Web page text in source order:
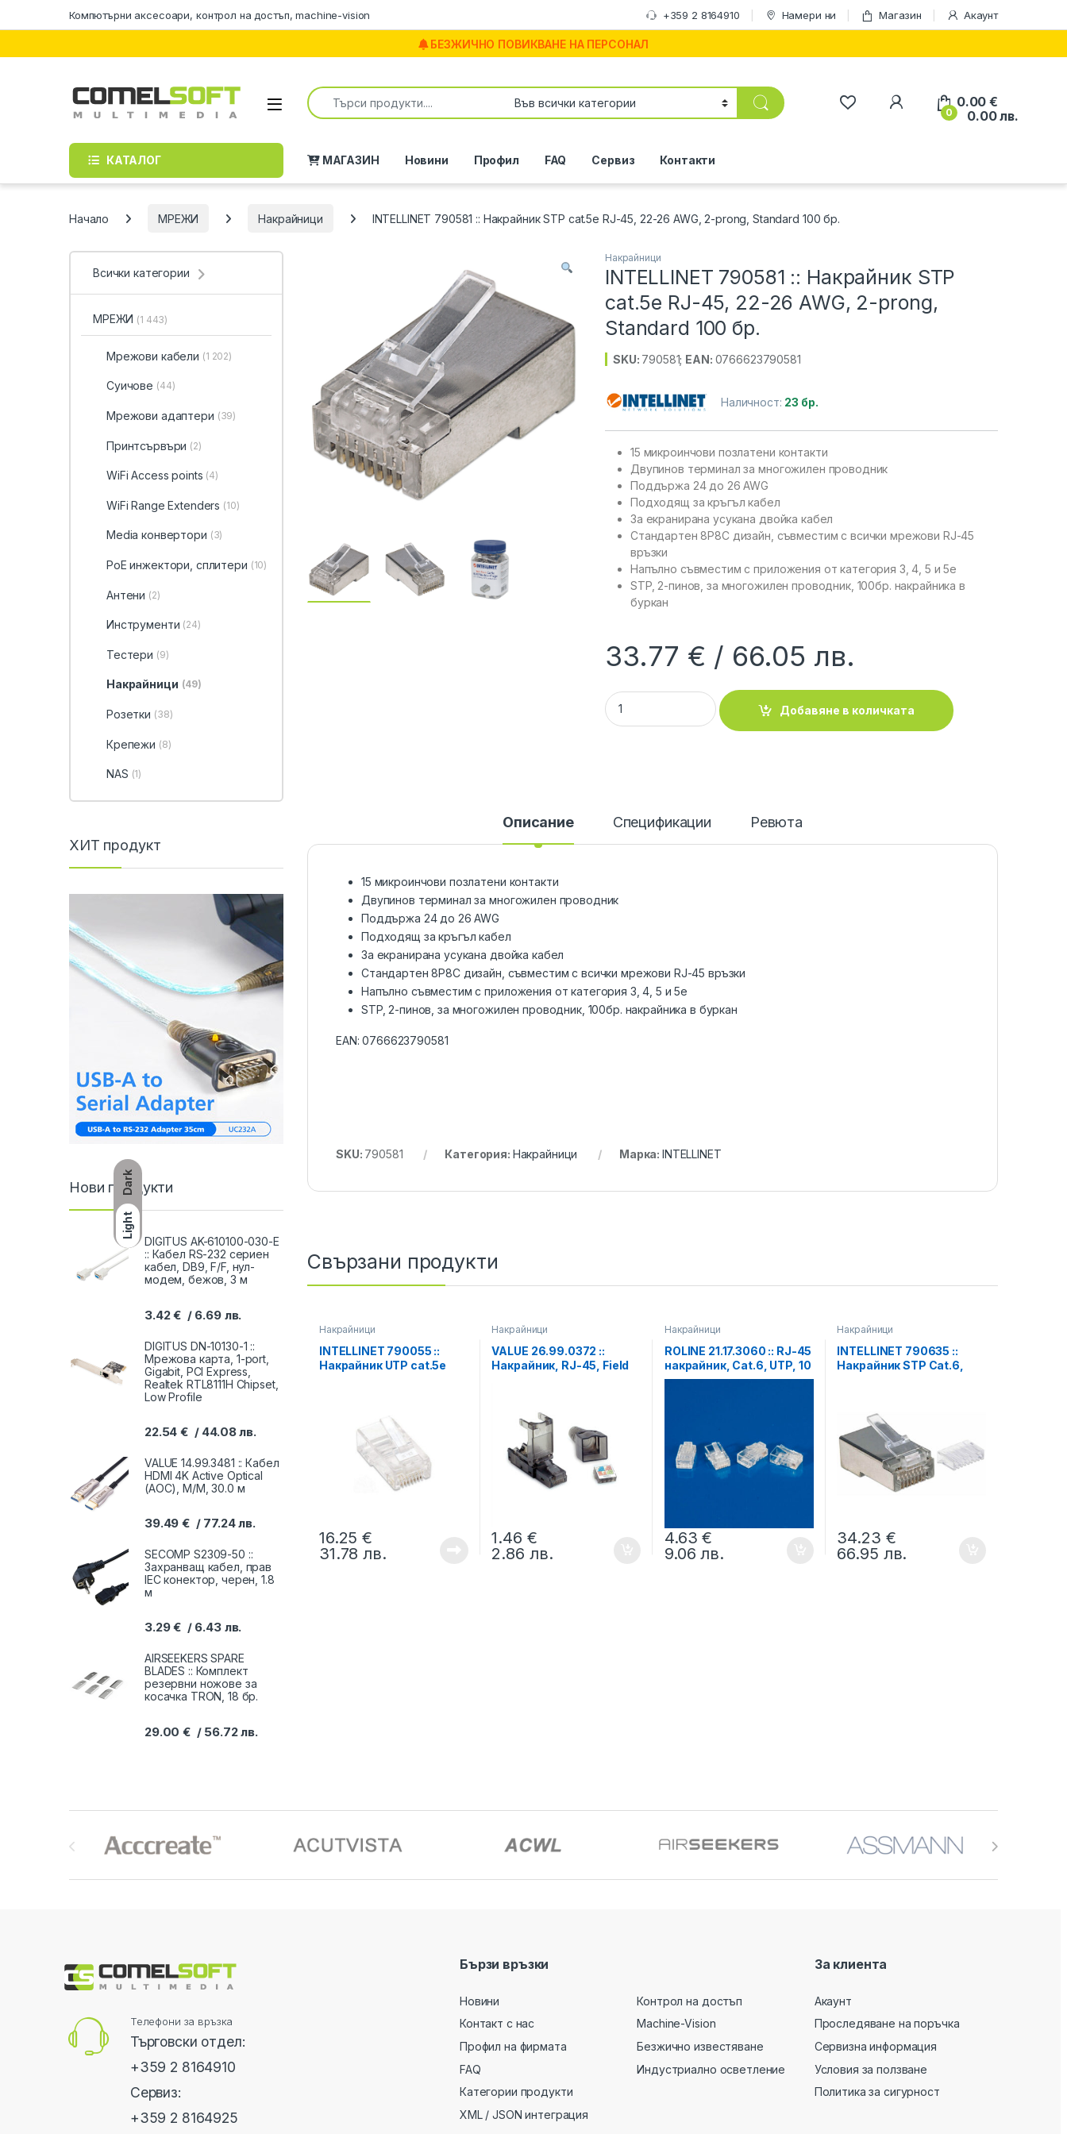
Dark
Light
Компютърни аксесоари, контрол на достъп, machine-vision +359 2 8164910 Намери ни Магазин Акаунт
БЕЗЖИЧНО ПОВИКВАНЕ НА ПЕРСОНАЛ
Search for:
0
0.00€
0.00лв.
КАТАЛОГ МАГАЗИН Новини Профил FAQ Сервиз Контакти
Начало МРЕЖИ Накрайници INTELLINET 790581 :: Накрайник STP cat.5e RJ-45, 22-26 AWG, 2-prong, Standard 100 бр.
Накрайници
INTELLINET 790581 :: Накрайник STP
cat.5e RJ-45, 22-26 AWG, 2-prong,
Standard 100 бр.
SKU: 790581; EAN: 0766623790581
Наличност: 23 бр.
15 микроинчови позлатени контакти
Двупинов терминал за многожилен проводник
Поддържа 24 до 26 AWG
Подходящ за кръгъл кабел
За екранирана усукана двойка кабел
Стандартен 8P8C дизайн, съвместим с всички мрежови RJ-45
връзки
Напълно съвместим с приложения от категория 3, 4, 5 и 5e
STP, 2-пинов, за многожилен проводник, 100бр. накрайника в
буркан
33.77 € 66.05 лв.
INTELLINET 790581 :: Накрайник STP cat.5e RJ-45, 22-26 AWG, 2-prong,
Добавяне в количката
Описание Спецификации Ревюта
15 микроинчови позлатени контакти
Двупинов терминал за многожилен проводник
Поддържа 24 до 26 AWG
Подходящ за кръгъл кабел
За екранирана усукана двойка кабел
Стандартен 8P8C дизайн, съвместим с всички мрежови RJ-45 връзки
Напълно съвместим с приложения от категория 3, 4, 5 и 5e
STP, 2-пинов, за многожилен проводник, 100бр. накрайника в буркан
EAN: 0766623790581
SKU: 790581 Категория: Накрайници Марка:INTELLINET
Свързани продукти
Накрайници
INTELLINET 790055 ::
Накрайник UTP cat.5e
16.25€
31.78лв.
Накрайници
VALUE 26.99.0372 ::
Накрайник, RJ-45, Field
1.46 €
2.86 лв.
Накрайници
ROLINE 21.17.3060 :: RJ-45
накрайник, Cat.6, UTP, 10
бр.
4.63€
9.06лв.
Накрайници
INTELLINET 790635 ::
Накрайник STP Cat.6,
34.23 €
66.95 лв.
Всички категории
МРЕЖИ (1 443)
Мрежови кабели (1 202)
Суичове (44)
Мрежови адаптери (39)
Принтсървъри (2)
WiFi Access points (4)
WiFi Range Extenders (10)
Media конвертори (3)
PoE инжектори, сплитери (10)
Антени (2)
Инструменти (24)
Тестери (9)
Накрайници (49)
Розетки (38)
Крепежи (8)
NAS (1)
ХИТ продукт
Нови продукти
DIGITUS AK-610100-030-E
:: Кабел RS-232 сериен
кабел, DB9, F/F, нул-
модем, бежов, 3 м
3.42€ 6.69 лв.
DIGITUS DN-10130-1 ::
Мрежова карта, 1-port,
Gigabit, PCI Express,
Realtek RTL8111H Chipset,
Low Profile
22.54€ 44.08лв.
VALUE 14.99.3481 :: Кабел
HDMI 4K Active Optical
(AOC), M/M, 30.0 м
39.49€ 77.24лв.
SECOMP S2309-50 ::
Захранващ кабел, прав
IEC конектор, черен, 1.8
м
3.29€ 6.43 лв.
AIRSEEKERS SPARE
BLADES :: Комплект
резервни ножове за
косачка TRON, 18 бр.
29.00€ 56.72лв.
Телефони за връзка
Търговски отдел:
+359 2 8164910
Сервиз:
+359 2 8164925
Бързи връзки
Новини
Контакт с нас
Профил на фирмата
FAQ
Категории продукти
XML / JSON интеграция
Контрол на достъп
Machine-Vision
Безжично известяване
Индустриално осветление
За клиента
Акаунт
Проследяване на поръчка
Сервизна информация
Условия за ползване
Политика за сигурност